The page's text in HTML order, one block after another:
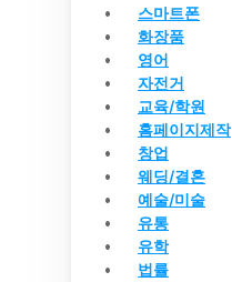
스마트폰
화장품
영어
자전거
교육/학원
홈페이지제작
창업
웨딩/결혼
예술/미술
유통
유학
법률